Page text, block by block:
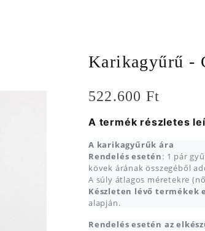
Karikagyűrű -
522.600 Ft
A termék részletes
A karikagyűrűk ára
Rendelés esetén: 1 pár
kövek árának összegéből
A súly átlagos méretekre
Készleten lévő termékek
alapján.
Rendelés esetén az